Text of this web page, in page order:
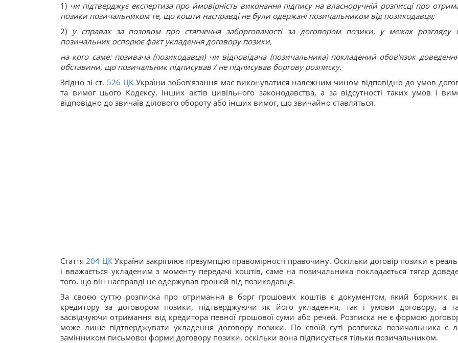
1) чи підтверджує експертиза про ймовірність виконання підпису на власноручній розписці про
позики позичальником те, що кошти насправді не були одержані позичальником від позикодавця;
2) у справах за позовом про стягнення заборгованості за договором позики, у межах розгляду
позичальник оспорює факт укладення договору позики,
на кого саме: позивача (позикодавця) чи відповідача (позичальника) покладений обов’язок доведення
обставини, що позичальник підписував / не підписував боргову розписку.
Згідно зі ст. 526 ЦК України зобов’язання має виконуватися належним чином відповідно до умов
та вимог цього Кодексу, інших актів цивільного законодавства, а за відсутності таких умов і
відповідно до звичаїв ділового обороту або інших вимог, що звичайно ставляться.
Стаття 204 ЦКУкраїни закріплює презумпцію правомірності правочину. Оскільки договір позики є
і вважається укладеним з моменту передачі коштів, саме на позичальника покладається тягар
того, що він насправді не одержував грошей від позикодавця.
За своєю суттю розписка про отримання в борг грошових коштів є документом, який боржник
кредитору за договором позики, підтверджуючи як його укладення, так і умови договору, а
засвідчуючи отримання від кредитора певної грошової суми або речей. Розписка не є формою
може лише підтверджувати укладення договору позики. По своїй суті розписка позичальника є
замінником письмової форми договору позики, оскільки вона підписується тільки позичальником.